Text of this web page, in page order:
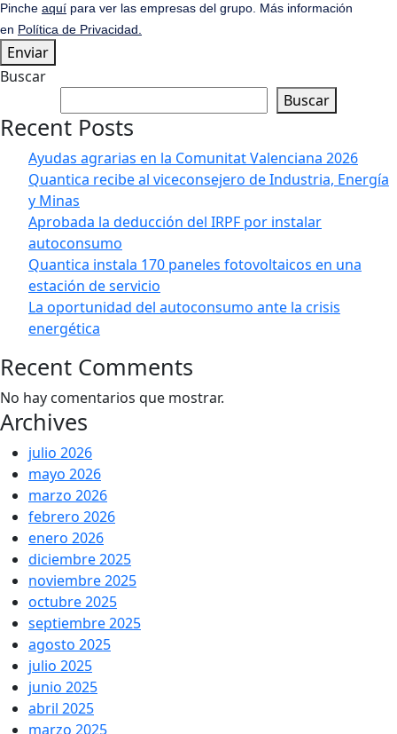
Pinche aquí para ver las empresas del grupo. Más información
en Política de Privacidad.
Enviar
Buscar
Buscar
Recent Posts
Ayudas agrarias en la Comunitat Valenciana 2026
Quantica recibe al viceconsejero de Industria, Energía
y Minas
Aprobada la deducción del IRPF por instalar
autoconsumo
Quantica instala 170 paneles fotovoltaicos en una
estación de servicio
La oportunidad del autoconsumo ante la crisis
energética
Recent Comments
No hay comentarios que mostrar.
Archives
julio 2026
mayo 2026
marzo 2026
febrero 2026
enero 2026
diciembre 2025
noviembre 2025
octubre 2025
septiembre 2025
agosto 2025
julio 2025
junio 2025
abril 2025
marzo 2025